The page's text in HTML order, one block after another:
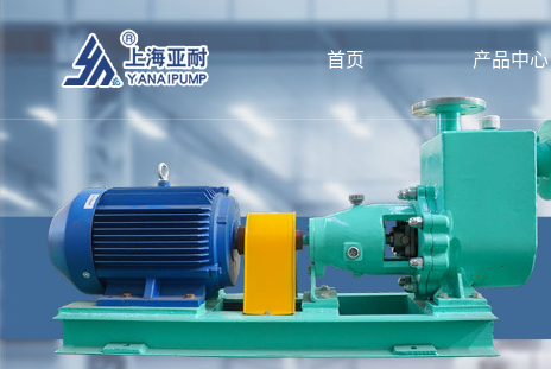
首页 产品中心